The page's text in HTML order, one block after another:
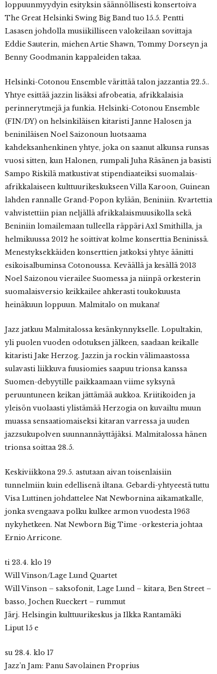
loppuunmyydyin esityksin säännöllisesti konsertoiva
The Great Helsinki Swing Big Band tuo 15.5. Pentti
Lasasen johdolla musiikilliseen valokeilaan sovittaja
Eddie Sauterin, miehen Artie Shawn, Tommy Dorseyn ja
Benny Goodmanin kappaleiden takaa.
Helsinki-Cotonou Ensemble värittää talon jazzantia 22.5..
Yhtye esittää jazzin lisäksi afrobeatia, afrikkalaisia
perinnerytmejä ja funkia. Helsinki-Cotonou Ensemble
(FIN/DY) on helsinkiläisen kitaristi Janne Halosen ja
beniniläisen Noel Saizonoun luotsaama
kahdeksanhenkinen yhtye, joka on saanut alkunsa runsas
vuosi sitten, kun Halonen, rumpali Juha Räsänen ja basisti
Sampo Riskilä matkustivat stipendiaateiksi suomalais-
afrikkalaiseen kulttuurikeskukseen Villa Karoon, Guinean
lahden rannalle Grand-Popon kylään, Beniniin. Kvartettia
vahvistettiin pian neljällä afrikkalaismuusikolla sekä
Beniniin lomailemaan tulleella räppäri Axl Smithilla, ja
helmikuussa 2012 he soittivat kolme konserttia Beninissä.
Menestyksekkäiden konserttien jatkoksi yhtye äänitti
esikoisalbuminsa Cotonoussa. Keväällä ja kesällä 2013
Noel Saizonou vierailee Suomessa ja niinpä orkesterin
suomalaisversio keikkailee ahkerasti toukokuusta
heinäkuun loppuun. Malmitalo on mukana!
Jazz jatkuu Malmitalossa kesänkynnykselle. Lopultakin,
yli puolen vuoden odotuksen jälkeen, saadaan keikalle
kitaristi Jake Herzog. Jazzin ja rockin välimaastossa
sulavasti liikkuva fuusiomies saapuu trionsa kanssa
Suomen-debyytille paikkaamaan viime syksynä
peruuntuneen keikan jättämää aukkoa. Kriitikoiden ja
yleisön vuolaasti ylistämää Herzogia on kuvailtu muun
muassa sensaatiomaiseksi kitaran varressa ja uuden
jazzsukupolven suunnannäyttäjäksi. Malmitalossa hänen
trionsa soittaa 28.5.
Keskiviikkona 29.5. astutaan aivan toisenlaisiin
tunnelmiin kuin edellisenä iltana. Gebardi-yhtyeestä tuttu
Visa Luttinen johdattelee Nat Newbornina aikamatkalle,
jonka svengaava polku kulkee armon vuodesta 1963
nykyhetkeen. Nat Newborn Big Time -orkesteria johtaa
Ernio Arricone.
ti 23.4. klo 19
Will Vinson/Lage Lund Quartet
Will Vinson – saksofonit, Lage Lund – kitara, Ben Street –
basso, Jochen Rueckert – rummut
Järj. Helsingin kulttuurikeskus ja Ilkka Rantamäki
Liput 15 e
su 28.4. klo 17
Jazz’n Jam: Panu Savolainen Proprius